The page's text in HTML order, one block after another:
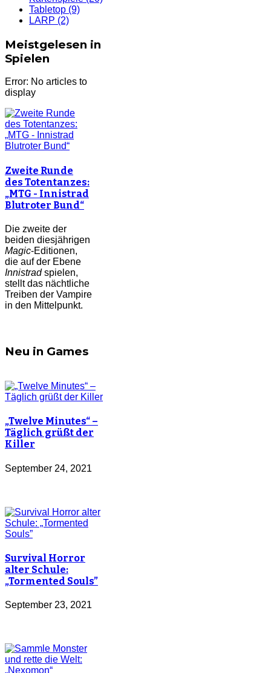
Tabletop (9)
LARP (2)
Meistgelesen in
Spielen
Error: No articles to
display
Zweite Runde
des Totentanzes:
„MTG - Innistrad
Blutroter Bund“
Die zweite der
beiden diesjährigen
Magic-Editionen,
die auf der Ebene
Innistradspielen,
stellt das nächtliche
Treiben der Vampire
in den Mittelpunkt.
Neu in Games
„Twelve Minutes“ –
Täglich grüßt der
Killer
September 24, 2021
Survival Horror
alter Schule:
„Tormented Souls”
September 23, 2021